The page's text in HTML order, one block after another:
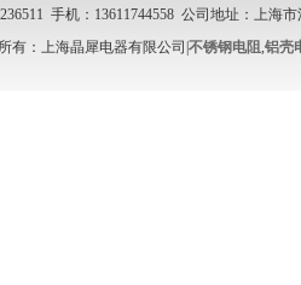
手机：13611744558 公司地址：上
有：上海晶犀电器有限公司| 不锈钢电阻,铝壳